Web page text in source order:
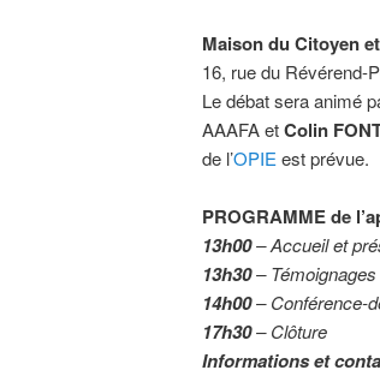
Maison du Citoyen
16, rue du Révérend-
Le débat sera animé
AAAFA etColin
de l’OPIE est prévue.
PROGRAMME de
13h00– Accueil et
13h30– Témoignages
14h00– Conférence-
17h30– Clôture
Informations et